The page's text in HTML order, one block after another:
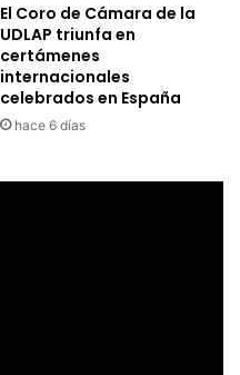
El Coro de Cámara de la
UDLAP triunfa en
certámenes
internacionales
celebrados en España
hace 6 días